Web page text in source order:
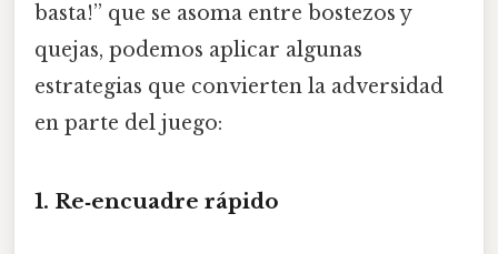
basta!” que se asoma entre bostezos y
quejas, podemos aplicar algunas
estrategias que convierten la adversidad
en parte del juego:
1. Re‑encuadre rápido